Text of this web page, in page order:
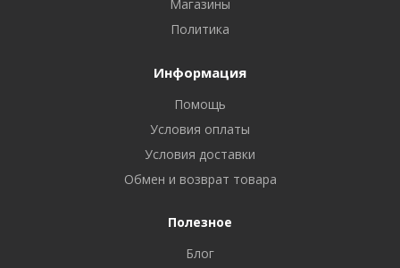
Магазины
Политика
Информация
Помощь
Условия оплаты
Условия доставки
Обмен и возврат товара
Полезное
Блог